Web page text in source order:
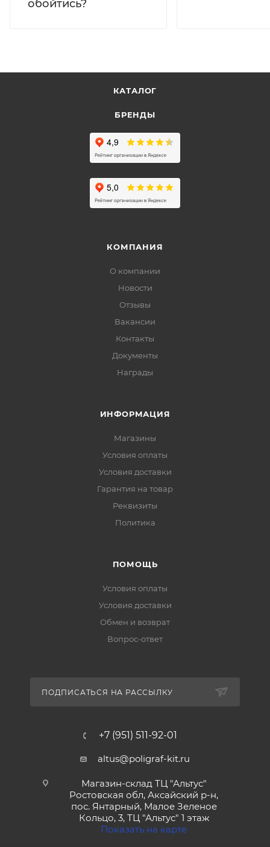
обойтись?
КАТАЛОГ
БРЕНДЫ
КОМПАНИЯ
О компании
Новости
Отзывы
Вакансии
Контакты
Документы
Награды
ИНФОРМАЦИЯ
Магазины
Условия оплаты
Условия доставки
Гарантия на товар
Реквизиты
Политика
ПОМОЩЬ
Условия оплаты
Условия доставки
Обмен и возврат
Вопрос-ответ
ПОДПИСАТЬСЯ НА РАССЫЛКУ
+7 (951) 511-92-01
altus@poligraf-kit.ru
Магазин-склад ТЦ "Альтус"
Ростовская обл, Аксайский р-н,
пос. Янтарный, Малое Зеленое
Кольцо, 3, ТЦ "Альтус" 1 этаж
Показать на карте